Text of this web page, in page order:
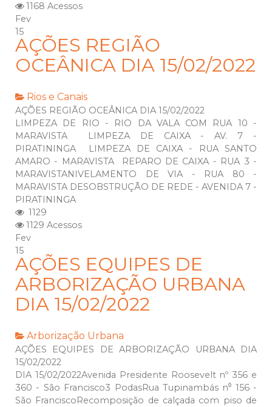
1168 Acessos
Fev
15
AÇÕES REGIÃO
OCEÂNICA DIA 15/02/2022
Rios e Canais
AÇÕES REGIÃO OCEÂNICA DIA 15/02/2022
LIMPEZA DE RIO - RIO DA VALA COM RUA 10 -
MARAVISTA LIMPEZA DE CAIXA - AV. 7 -
PIRATININGA LIMPEZA DE CAIXA - RUA SANTO
AMARO - MARAVISTA REPARO DE CAIXA - RUA 3 -
MARAVISTANIVELAMENTO DE VIA - RUA 80 -
MARAVISTA DESOBSTRUÇÃO DE REDE - AVENIDA 7 -
PIRATININGA
1129
1129 Acessos
Fev
15
AÇÕES EQUIPES DE
ARBORIZAÇÃO URBANA
DIA 15/02/2022
Arborização Urbana
AÇÕES EQUIPES DE ARBORIZAÇÃO URBANA DIA
15/02/2022
DIA 15/02/2022Avenida Presidente Roosevelt nº 356 e
360 - São Francisco3 PodasRua Tupinambás n⁰ 156 -
São FranciscoRecomposição de calçada com piso de